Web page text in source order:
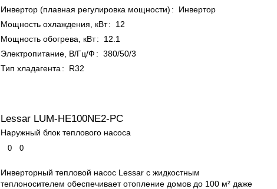
Инвертор (плавная регулировка мощности) :
Инвертор
Мощность охлаждения, кВт:
12
Мощность обогрева, кВт:
12.1
Электропитание, В/Гц/Ф : 380/50/3
Тип хладагента : R32
Lessar LUM-HE100NE2-PC
Наружный блок теплового насоса
0 0
Инверторный тепловой насос Lessar с жидкостным
теплоносителем обеспечивает отопление домов до 100 м² даже